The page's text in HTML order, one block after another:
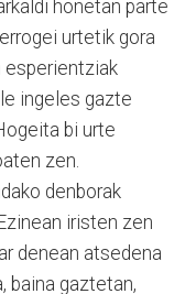
honetan parte
urtetik gora
esperientziak
ingeles gazte
bi urte
zen.
denborak
iristen zen
denean atsedena
baina gaztetan,